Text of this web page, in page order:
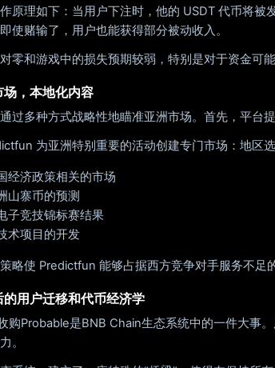
原理如下：当用户下注时，他的 USDT 代币将
使赌输了，用户也能获得部分被动收入。
零和游戏中的损失预期较弱，特别是对于资金可
场，本地化内容
过多种方式战略性地瞄准亚洲市场。首先，平台
为亚洲特别重要的活动创建专门市场：地区
经济政策相关的市场
山寨币的预测
子竞技锦标赛结果
术项目的开发
略使 Predictfun 能够占据西方竞争对手服务不足
的用户迁移和代币经济学
购Probable是BNB Chain生态系统中的一件大事
。